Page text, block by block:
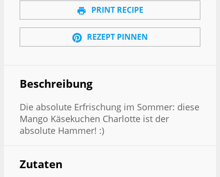
PRINT RECIPE
REZEPT PINNEN
Beschreibung
Die absolute Erfrischung im Sommer: diese
Mango Käsekuchen Charlotte ist der
absolute Hammer! :)
Zutaten